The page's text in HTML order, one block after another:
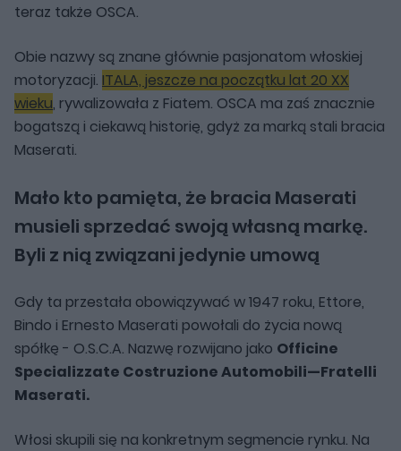
teraz także OSCA.
Obie nazwy są znane głównie pasjonatom włoskiej
motoryzacji. ITALA, jeszcze na początku lat 20 XX
wieku, rywalizowała z Fiatem. OSCA ma zaś znacznie
bogatszą i ciekawą historię, gdyż za marką stali bracia
Maserati.
Mało kto pamięta, że bracia Maserati
musieli sprzedać swoją własną markę.
Byli z nią związani jedynie umową
Gdy ta przestała obowiązywać w 1947 roku, Ettore,
Bindo i Ernesto Maserati powołali do życia nową
spółkę - O.S.C.A. Nazwę rozwijano jako Officine
Specializzate Costruzione Automobili—Fratelli
Maserati.
Włosi skupili się na konkretnym segmencie rynku. Na